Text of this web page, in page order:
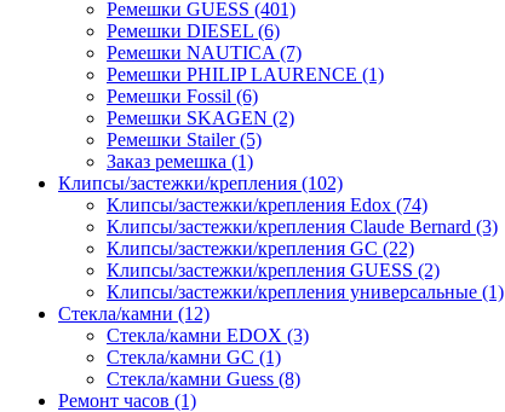
Ремешки GUESS (401)
Ремешки DIESEL (6)
Ремешки NAUTICA (7)
Ремешки PHILIP LAURENCE (1)
Ремешки Fossil (6)
Ремешки SKAGEN (2)
Ремешки Stailer (5)
Заказ ремешка (1)
Клипсы/застежки/крепления (102)
Клипсы/застежки/крепления Edox (74)
Клипсы/застежки/крепления Claude Bernard (3)
Клипсы/застежки/крепления GC (22)
Клипсы/застежки/крепления GUESS (2)
Клипсы/застежки/крепления универсальные (1)
Стекла/камни (12)
Стекла/камни EDOX (3)
Стекла/камни GC (1)
Стекла/камни Guess (8)
Ремонт часов (1)